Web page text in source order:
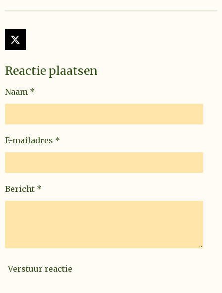
X
Reactie plaatsen
Naam *
E-mailadres *
Bericht *
Verstuur reactie